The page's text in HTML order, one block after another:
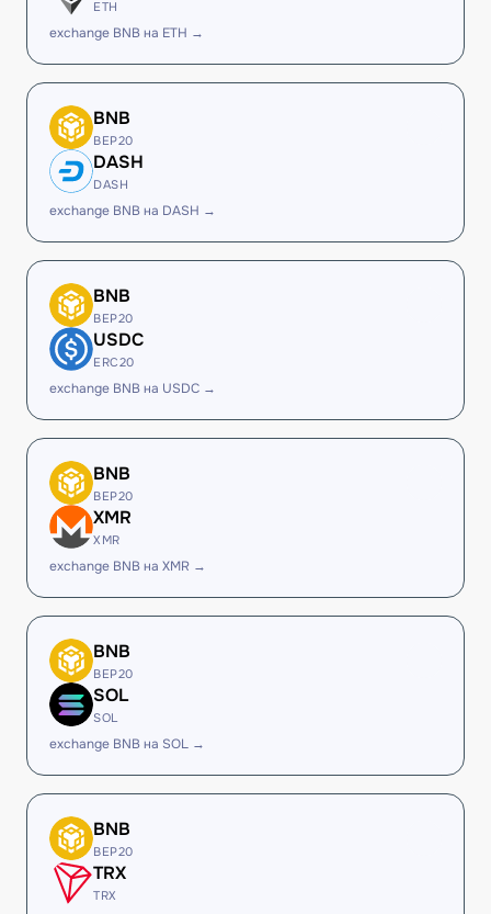
ETH
exchange BNB на ETH →
BNB
BEP20
DASH
DASH
exchange BNB на DASH →
BNB
BEP20
USDC
ERC20
exchange BNB на USDC →
BNB
BEP20
XMR
XMR
exchange BNB на XMR →
BNB
BEP20
SOL
SOL
exchange BNB на SOL →
BNB
BEP20
TRX
TRX